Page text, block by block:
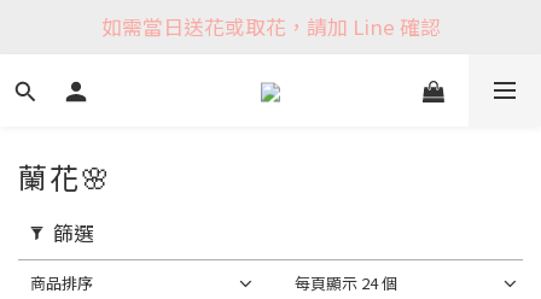
如需當日送花或取花，請加 Line 確認
蘭花🌸
篩選
商品排序 每頁顯示 24 個